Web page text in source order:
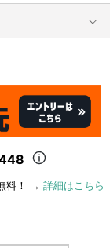
料！ → 詳細はこちら